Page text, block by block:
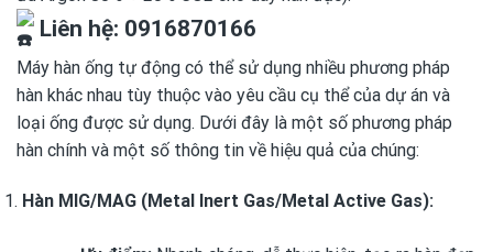
Liên hệ: 0916870166
Máy hàn ống tự động có thể sử dụng nhiều phương pháp
hàn khác nhau tùy thuộc vào yêu cầu cụ thể của dự án và
loại ống được sử dụng. Dưới đây là một số phương pháp
hàn chính và một số thông tin về hiệu quả của chúng:
Hàn MIG/MAG (Metal Inert Gas/Metal Active Gas):